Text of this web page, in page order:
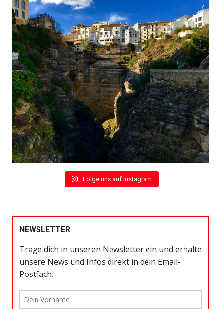
Folge uns auf Instagram
NEWSLETTER